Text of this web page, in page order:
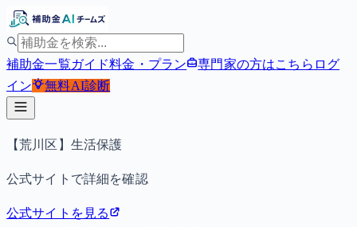
補助金一覧ガイド料金・プラン 専門家の方はこちら ログ
イン
無料AI診断
【荒川区】生活保護
公式サイトで詳細を確認
公式サイトを見る